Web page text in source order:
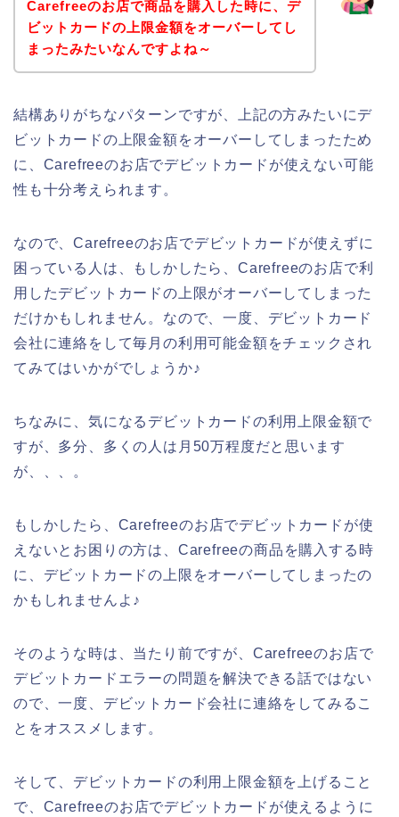
Carefreeのお店で商品を購入した時に、デ
ビットカードの上限金額をオーバーしてし
まったみたいなんですよね～
結構ありがちなパターンですが、上記の方みたいにデ
ビットカードの上限金額をオーバーしてしまったため
に、Carefreeのお店でデビットカードが使えない可能
性も十分考えられます。
なので、Carefreeのお店でデビットカードが使えずに
困っている人は、もしかしたら、Carefreeのお店で利
用したデビットカードの上限がオーバーしてしまった
だけかもしれません。なので、一度、デビットカード
会社に連絡をして毎月の利用可能金額をチェックされ
てみてはいかがでしょうか♪
ちなみに、気になるデビットカードの利用上限金額で
すが、多分、多くの人は月50万程度だと思います
が、、、。
もしかしたら、Carefreeのお店でデビットカードが使
えないとお困りの方は、Carefreeの商品を購入する時
に、デビットカードの上限をオーバーしてしまったの
かもしれませんよ♪
そのような時は、当たり前ですが、Carefreeのお店で
デビットカードエラーの問題を解決できる話ではない
ので、一度、デビットカード会社に連絡をしてみるこ
とをオススメします。
そして、デビットカードの利用上限金額を上げること
で、Carefreeのお店でデビットカードが使えるように